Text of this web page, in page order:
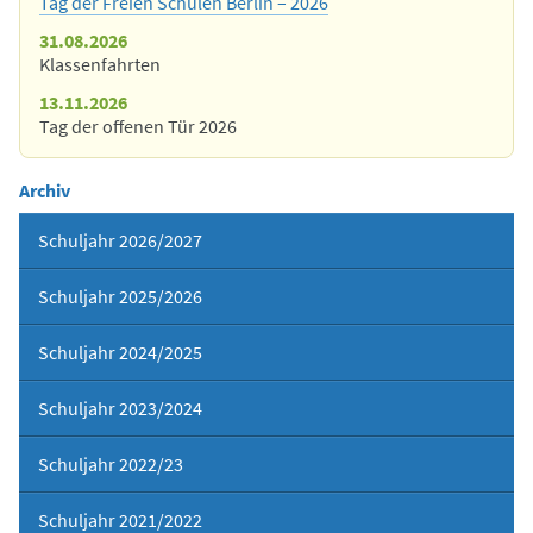
31.08.2026
Klassenfahrten
13.11.2026
Tag der offenen Tür 2026
Archiv
Schuljahr 2026/2027
Schuljahr 2025/2026
Schuljahr 2024/2025
Schuljahr 2023/2024
Schuljahr 2022/23
Schuljahr 2021/2022